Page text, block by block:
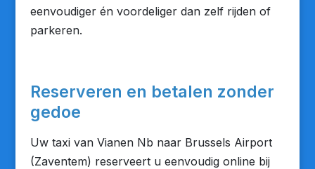
eenvoudiger én voordeliger dan zelf rijden of
parkeren.
Reserveren en betalen zonder
gedoe
Uw taxi van Vianen Nb naar Brussels Airport
(Zaventem) reserveert u eenvoudig online bij